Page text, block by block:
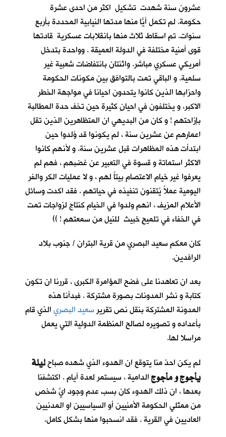
عشرون سنة شهدت تشكيل اكثر من احدى عشرة
حكومة. لم تكمل أيّاً منها مدتها النيابية المحددة بأربع
سنوات. تم اسقاط ثلاث منها بانقلابات عسكرية قادتها
قوى أمنية مختلفة في الدولة العميقة . وواحدة بتدخل
أمريكي عسكري مباشر. واثنتان بانتفاضات شعبية غير
سلمية. و الباقي تمت بالتوافق بين مكونات الحكومة
واحزابها الذين كانوا يتحدون احيانا في مواجهة الخطر
الاكبر، و يختلفون في احيانٍ كثيرة حين تخف حدة المطالبة
بإزاحتهم ! و كان من البديهي ان المتظاهرين الذين تقل
اعمارهم عن عشرين سنة ، لم يكونوا قد وُلدوا حين
ابتدأت هذه المظاهرات قبل عشرين سنة. و لأنهم كانوا
الاكثر استماتة و قسوة في التعبير عن غضبهم ، فهم لم
يعرفوا غير خيام الاعتصام بيتاً لهم ، و لا عمليات الكر والفر
اليومية عملاً يُتقنون تنفيذه في حياتهم . فقد اكدت وسائل
الأعلام المزيف ، انهم ولدوا في الخيام كنتاج لزواجات تمت
في الخفاء في تلميحٍ خبيث للنيل من سمعتهم ! ))
كان معكم سعيد البصري من قرية البتران / جنوب بلاد
الرافدين.
بعد ان تعاهدنا على فضح المؤامرة الكبرى ، قررنا ان تكون
كتابة و نشر المدونات بصورة مشتركة . فبدأنا هذه
المدونة المشتركة بنقل نص تقريرسعيد البصريالذي قام
بأعداده و تصويره لصالح المنظمة الدولية التي يعمل
مراسلا لها.
لم يكن احدٌ منا يتوقع ان الهدوء الذي شهده صباحليلة
يأجوج و مأجوجالدامية ، سيستمر لعدة أيام . اكتشفنا
بعدها ، ان ذلك الهدوء كان بسب عدم وجود ايَّ شخصٍ
من ممثلي الحكومة الأمنيين أو السياسيين او المدنيين
العاديين في القرية . فقد انسحبوا منها بشكل كامل.